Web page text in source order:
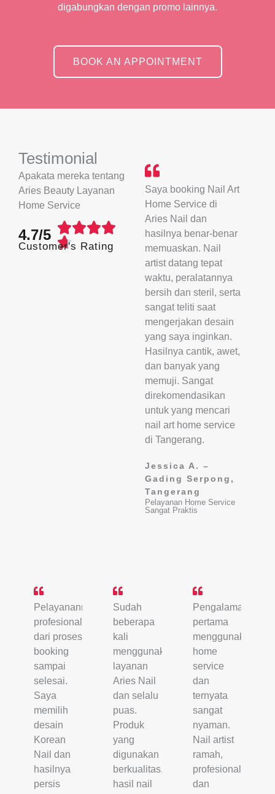
digabungkan dengan promo lainnya.
BOOK AN APPOINTMENT
Testimonial
Apakata mereka tentang
Aries Beauty Layanan
Home Service
4.7/5 

Rated
4.7
Customer's Rating
Saya booking Nail Art
Home Service di
Aries Nail dan
hasilnya benar-benar
memuaskan. Nail
artist datang tepat
waktu, peralatannya
bersih dan steril, serta
sangat teliti saat
mengerjakan desain
yang saya inginkan.
Hasilnya cantik, awet,
dan banyak yang
memuji. Sangat
direkomendasikan
untuk yang mencari
nail art home service
di Tangerang.
Jessica A. –
Gading Serpong,
Tangerang
Pelayanan Home Service
Sangat Praktis
Pelayanannya
profesional
dari proses
booking
sampai
selesai.
Saya
memilih
desain
Korean
Nail dan
hasilnya
persis
Sudah
beberapa
kali
menggunakan
layanan
Aries Nail
dan selalu
puas.
Produk
yang
digunakan
berkualitas,
hasil nail
Pengalaman
pertama
menggunakan
home
service
dan
ternyata
sangat
nyaman.
Nail artist
ramah,
profesional,
dan